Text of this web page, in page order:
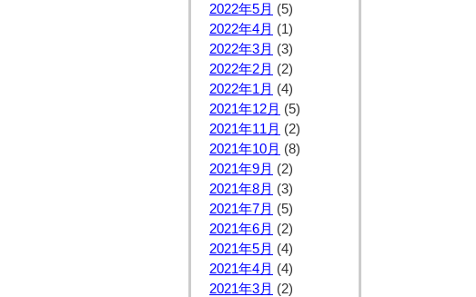
2022年5月 (5)
2022年4月 (1)
2022年3月 (3)
2022年2月 (2)
2022年1月 (4)
2021年12月 (5)
2021年11月 (2)
2021年10月 (8)
2021年9月 (2)
2021年8月 (3)
2021年7月 (5)
2021年6月 (2)
2021年5月 (4)
2021年4月 (4)
2021年3月 (2)